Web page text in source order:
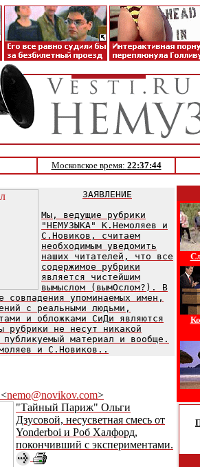
Московское время: 22:37:44
ЗАЯВЛЕНИЕ
Мы, ведущие рубрики
"НЕМУЗЫКА" К.Немоляев и
С.Новиков, считаем
необходимым уведомить
наших читателей, что все
содержимое рубрики
является чистейшим
вымыслом (вымОслом?). В
совпадения упоминаемых имен,
с реальными людьми,
и обложками СиДи являются
рубрики не несут никакой
публикуемый материал и вообще.
и С.Новиков..
nemo@novikov.com>
"Тайный Париж" Ольги
Дзусовой, несусветная смесь от
Yonderboi и Роб Халфорд,
покончивший с экспериментами.